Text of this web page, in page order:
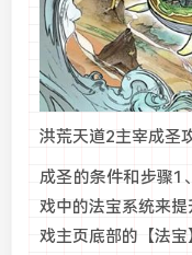
洪荒天道2主宰成圣
成圣的条件和步骤1
戏中的法宝系统来
戏主页底部的【法